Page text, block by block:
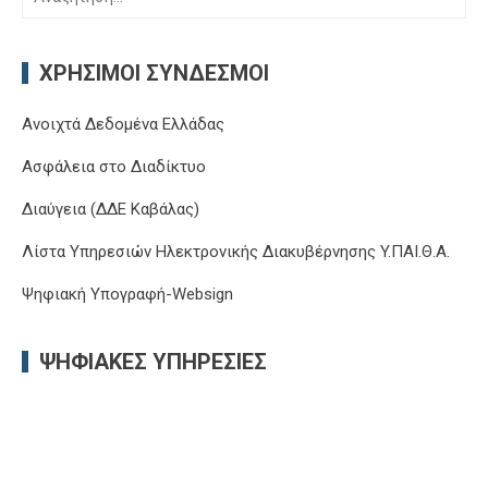
ΧΡΉΣΙΜΟΙ ΣΎΝΔΕΣΜΟΙ
Ανοιχτά Δεδομένα Ελλάδας
Ασφάλεια στο Διαδίκτυο
Διαύγεια (ΔΔΕ Καβάλας)
Λίστα Υπηρεσιών Ηλεκτρονικής Διακυβέρνησης Y.ΠΑΙ.Θ.Α.
Ψηφιακή Υπογραφή-Websign
ΨΗΦΙΑΚΈΣ ΥΠΗΡΕΣΊΕΣ